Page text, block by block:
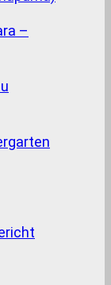
–